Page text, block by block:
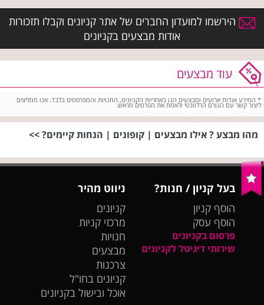
הירשמו למועדון החברים של אתר קניונים וקבלו תזכורות
אודות מבצעים בקניונים
עוד מבצעים
* המידע אודות ארועים ומבצעים הנו באחריות הקניונים, החנויות והמפרסמים בלבד. אנו ממליצים
ליצור קשר עם הגורם הרלוונטי ולאמת את הפרטים מראש.
מהו מבצע ? אילו מבצעים | קופונים | הנחות קיימים? >>
בעל קניון / חנות?
הוסף קניון
הוסף עסק
פרסום בקניונים
שירותי דיגיטל לקניונים
ניווט מהיר
קניונים
מרכזי קניות
חנויות
מבצעים
צרכנות
קניונים בחו"ל
אוכל ובישול בקניונים